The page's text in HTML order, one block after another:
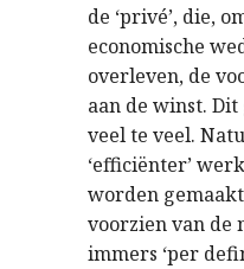
de ‘privé’, die,
economische
overleven, de
aan de winst.
veel te veel.
‘efficiënter’
worden
voorzien van de
immers ‘per